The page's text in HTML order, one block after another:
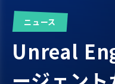
ツール紹介
周辺機器・ハードウェア
ニュース
Unreal